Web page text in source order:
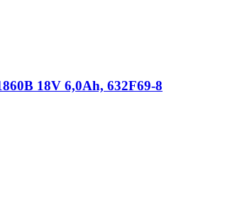
18V 6,0Ah, 632F69-8